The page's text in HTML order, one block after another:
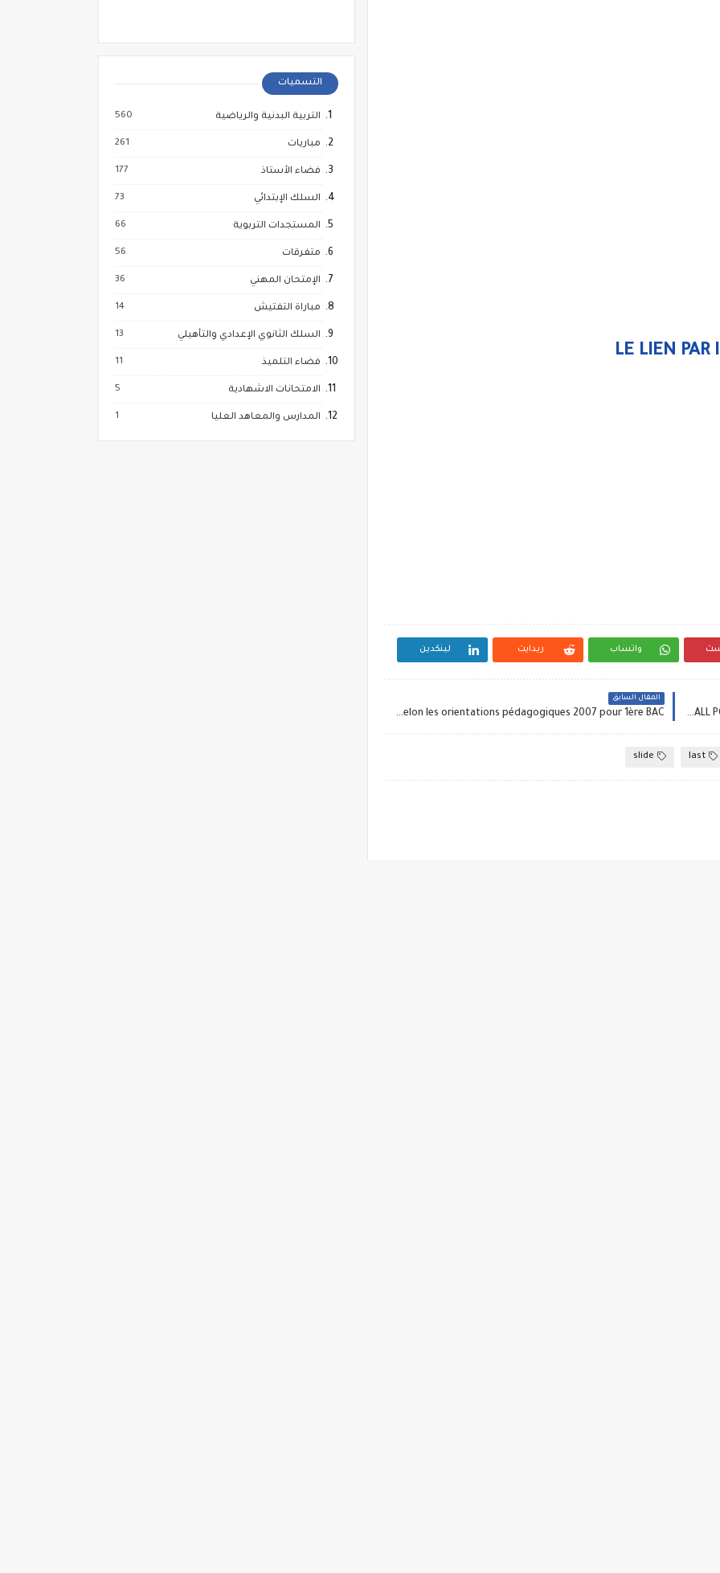
LE LIEN PAR
واتساب ريدايت لينكدين
UN TRES BON CYCLE DE VOLLEY BALL POUR 2ème Année Baccalauréat SELON LES OP 2007
المقال السابق
Un cycle complet de hand.ball selon les orientations pédagogiques 2007 pour 1ère BAC
last
slide
التسميات
التربية البدنية والرياضية 560
مباريات 261
فضاء الأستاذ 177
السلك الإبتدائي 73
المستجدات التربوية 66
متفرقات 56
الإمتحان المهني 36
مباراة التفتيش 14
السلك الثانوي الإعدادي والتأهيلي 13
فضاء التلميذ 11
الامتحانات الاشهادية 5
المدارس والمعاهد العليا 1